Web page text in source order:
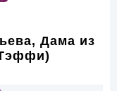
Дама из